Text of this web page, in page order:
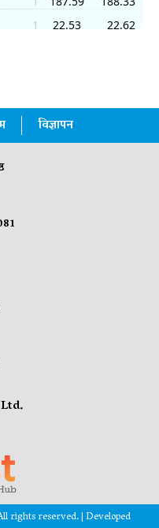
विज्ञापन
rights reserved. | Developed